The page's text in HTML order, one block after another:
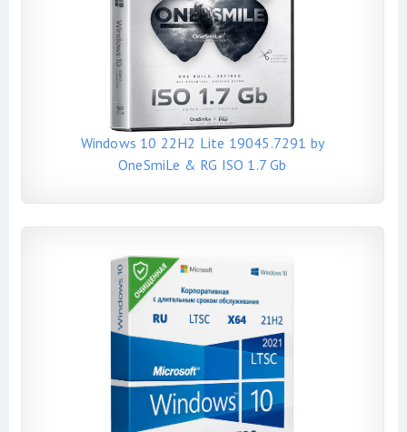
Windows 10 22H2 Lite 19045.7291 by
OneSmiLe & RG ISO 1.7 Gb